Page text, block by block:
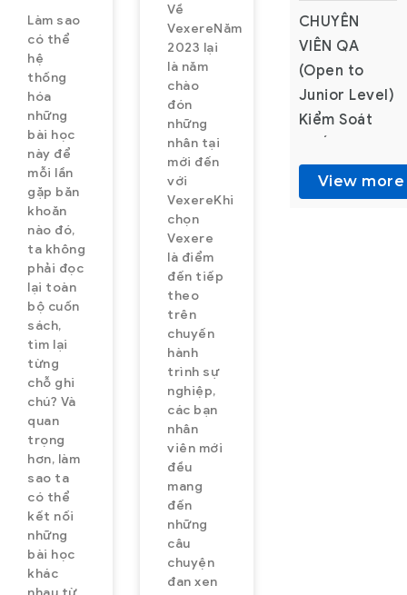
Làm sao
có thể
hệ
thống
hóa
những
bài học
này để
mỗi lần
gặp băn
khoăn
nào đó,
ta không
phải đọc
lại toàn
bộ cuốn
sách,
tìm lại
từng
chỗ ghi
chú? Và
quan
trọng
hơn, làm
sao ta
có thể
kết nối
những
bài học
khác
Về
VexereNăm
2023 lại
là năm
chào
đón
những
nhân tại
mới đến
với
VexereKhi
chọn
Vexere
là điểm
đến tiếp
theo
trên
chuyến
hành
trình sự
nghiệp,
các bạn
nhân
viên mới
đều
mang
đến
những
câu
chuyện
đan xen
Nhân viên
CSKH Part-
Vexere.com
là hệ thống
vé xe lớn
nhất Việt
Nam, giúp
người dùng
có thể tìm
thông tin
chuyến xe,
hãng xe và
tuyến với
mỗi tháng.
Vexere đang
hợp tác bán
vé với hơn
600 nhà xe,
phủ rộng hầu
View more
Junior
Fullstack
Developer
(ReactJS +
NodeJS)
About
VeXeRe –
Revolutionizing
the way
Vietnam
travels
VeXeRe is
Vietnam’s
No.1 online
bus ticketing
platform,
connecting
over 2,000
transport
operators
and serving
millions of
passengers
every month.
CHUYÊN
VIÊN QA
(Open to
Junior Level)
Kiểm Soát
Tổng Đài
CSKH
View more